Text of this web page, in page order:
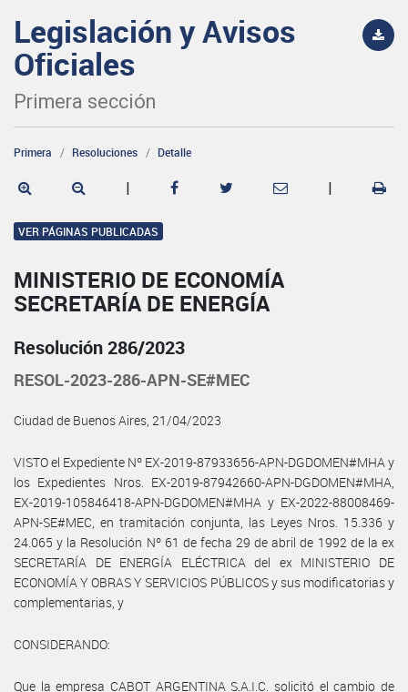
Legislación y Avisos
Oficiales
Primera sección
Primera Resoluciones Detalle
| |
VER PÁGINAS PUBLICADAS
MINISTERIO DE ECONOMÍA
SECRETARÍA DE ENERGÍA
Resolución 286/2023
RESOL-2023-286-APN-SE#MEC
Ciudad de Buenos Aires, 21/04/2023
VISTO el Expediente Nº EX-2019-87933656-APN-DGDOMEN#MHA y
los Expedientes Nros. EX-2019-87942660-APN-DGDOMEN#MHA,
EX-2019-105846418-APN-DGDOMEN#MHA y EX-2022-88008469-
APN-SE#MEC, en tramitación conjunta, las Leyes Nros. 15.336 y
24.065 y la Resolución Nº 61 de fecha 29 de abril de 1992 de la ex
SECRETARÍA DE ENERGÍA ELÉCTRICA del ex MINISTERIO DE
ECONOMÍA Y OBRAS Y SERVICIOS PÚBLICOS y sus modificatorias y
complementarias, y
CONSIDERANDO:
Que la empresa CABOT ARGENTINA S.A.I.C. solicitó el cambio de